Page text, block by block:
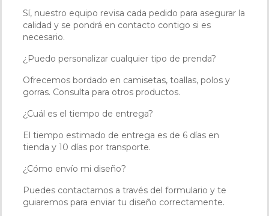
Sí, nuestro equipo revisa cada pedido para asegurar la
calidad y se pondrá en contacto contigo si es
necesario.
¿Puedo personalizar cualquier tipo de prenda?
Ofrecemos bordado en camisetas, toallas, polos y
gorras. Consulta para otros productos.
¿Cuál es el tiempo de entrega?
El tiempo estimado de entrega es de 6 días en
tienda y 10 días por transporte.
¿Cómo envío mi diseño?
Puedes contactarnos a través del formulario y te
guiaremos para enviar tu diseño correctamente.